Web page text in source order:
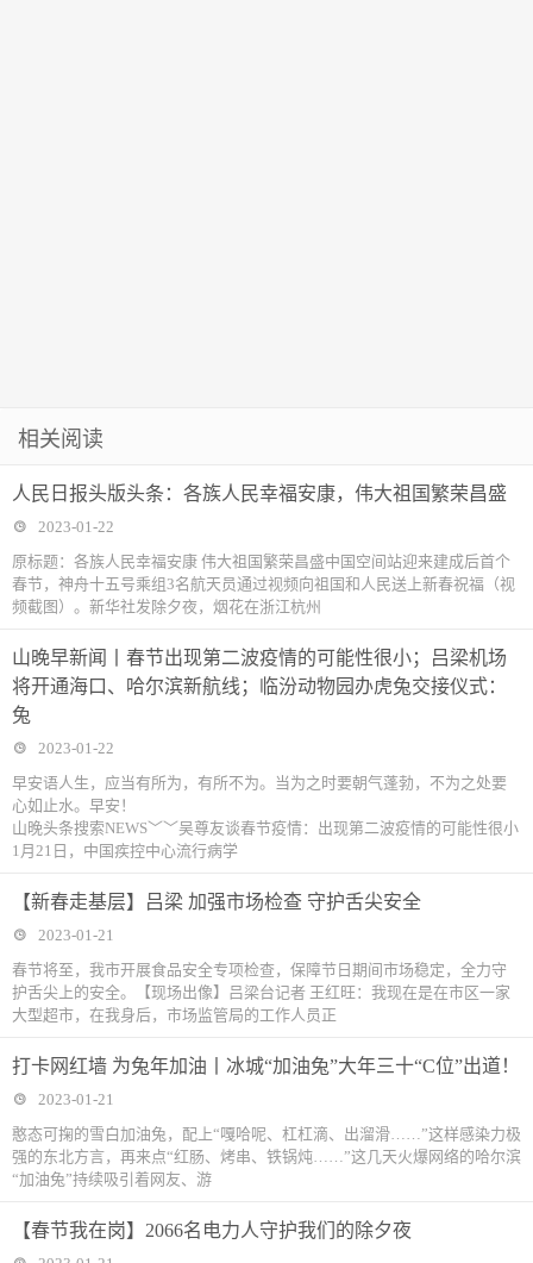
相关阅读
人民日报头版头条：各族人民幸福安康，伟大祖国繁荣昌盛
2023-01-22
原标题：各族人民幸福安康 伟大祖国繁荣昌盛中国空间站迎来建成后首个
春节，神舟十五号乘组3名航天员通过视频向祖国和人民送上新春祝福（视
频截图）。新华社发除夕夜，烟花在浙江杭州
山晚早新闻丨春节出现第二波疫情的可能性很小；吕梁机场
将开通海口、哈尔滨新航线；临汾动物园办虎兔交接仪式：
兔
2023-01-22
早安语人生，应当有所为，有所不为。当为之时要朝气蓬勃，不为之处要
心如止水。早安！
山晚头条搜索NEWS﹀﹀吴尊友谈春节疫情：出现第二波疫情的可能性很小
1月21日，中国疾控中心流行病学
【新春走基层】吕梁 加强市场检查 守护舌尖安全
2023-01-21
春节将至，我市开展食品安全专项检查，保障节日期间市场稳定，全力守
护舌尖上的安全。【现场出像】吕梁台记者 王红旺：我现在是在市区一家
大型超市，在我身后，市场监管局的工作人员正
打卡网红墙 为兔年加油丨冰城“加油兔”大年三十“C位”出道！
2023-01-21
憨态可掬的雪白加油兔，配上“嘎哈呢、杠杠滴、出溜滑……”这样感染力极
强的东北方言，再来点“红肠、烤串、铁锅炖……”这几天火爆网络的哈尔滨
“加油兔”持续吸引着网友、游
【春节我在岗】2066名电力人守护我们的除夕夜